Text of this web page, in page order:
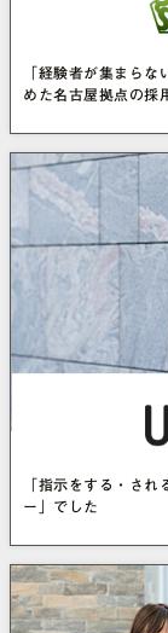
「経験者が集まら
めた名古屋拠点の採
「指示をする・さ
ー」でした